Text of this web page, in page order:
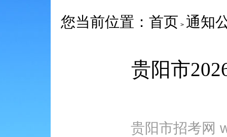
您当前位置： 首页 > 通知
贵阳市
贵阳市招考网